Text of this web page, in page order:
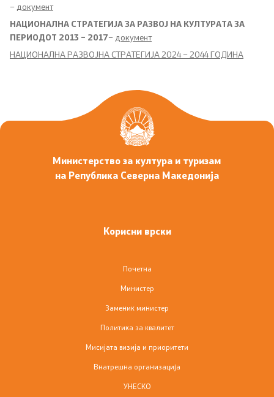
Соопштенија
Фотогалерија
Интервјуа
Завршени јавни огласи
– документ
НАЦИОНАЛНА СТРАТЕГИЈА ЗА РАЗВОЈ НА КУЛТУРАТА ЗА
ПЕРИОДОТ 2013 – 2017– документ
НАЦИОНАЛНА РАЗВОЈНА СТРАТЕГИЈА 2024 – 2044 ГОДИНА
Министерство за култура и туризам
на Република Северна Македонија
Корисни врски
Почетна
Министер
Заменик министер
Политика за квалитет
Мисијата визија и приоритети
Внатрешна организација
УНЕСКО